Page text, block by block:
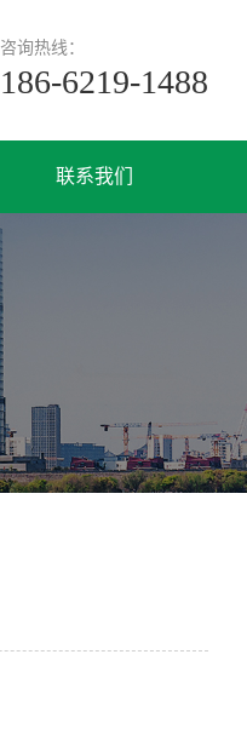
咨询热线：
186-6219-1488
联系我们